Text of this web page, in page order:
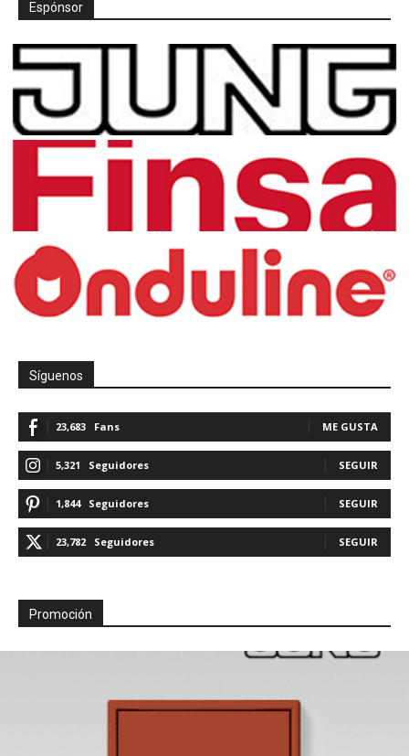
Espónsor
Síguenos
23,683 Fans ME GUSTA
5,321 Seguidores SEGUIR
1,844 Seguidores SEGUIR
23,782 Seguidores SEGUIR
Promoción